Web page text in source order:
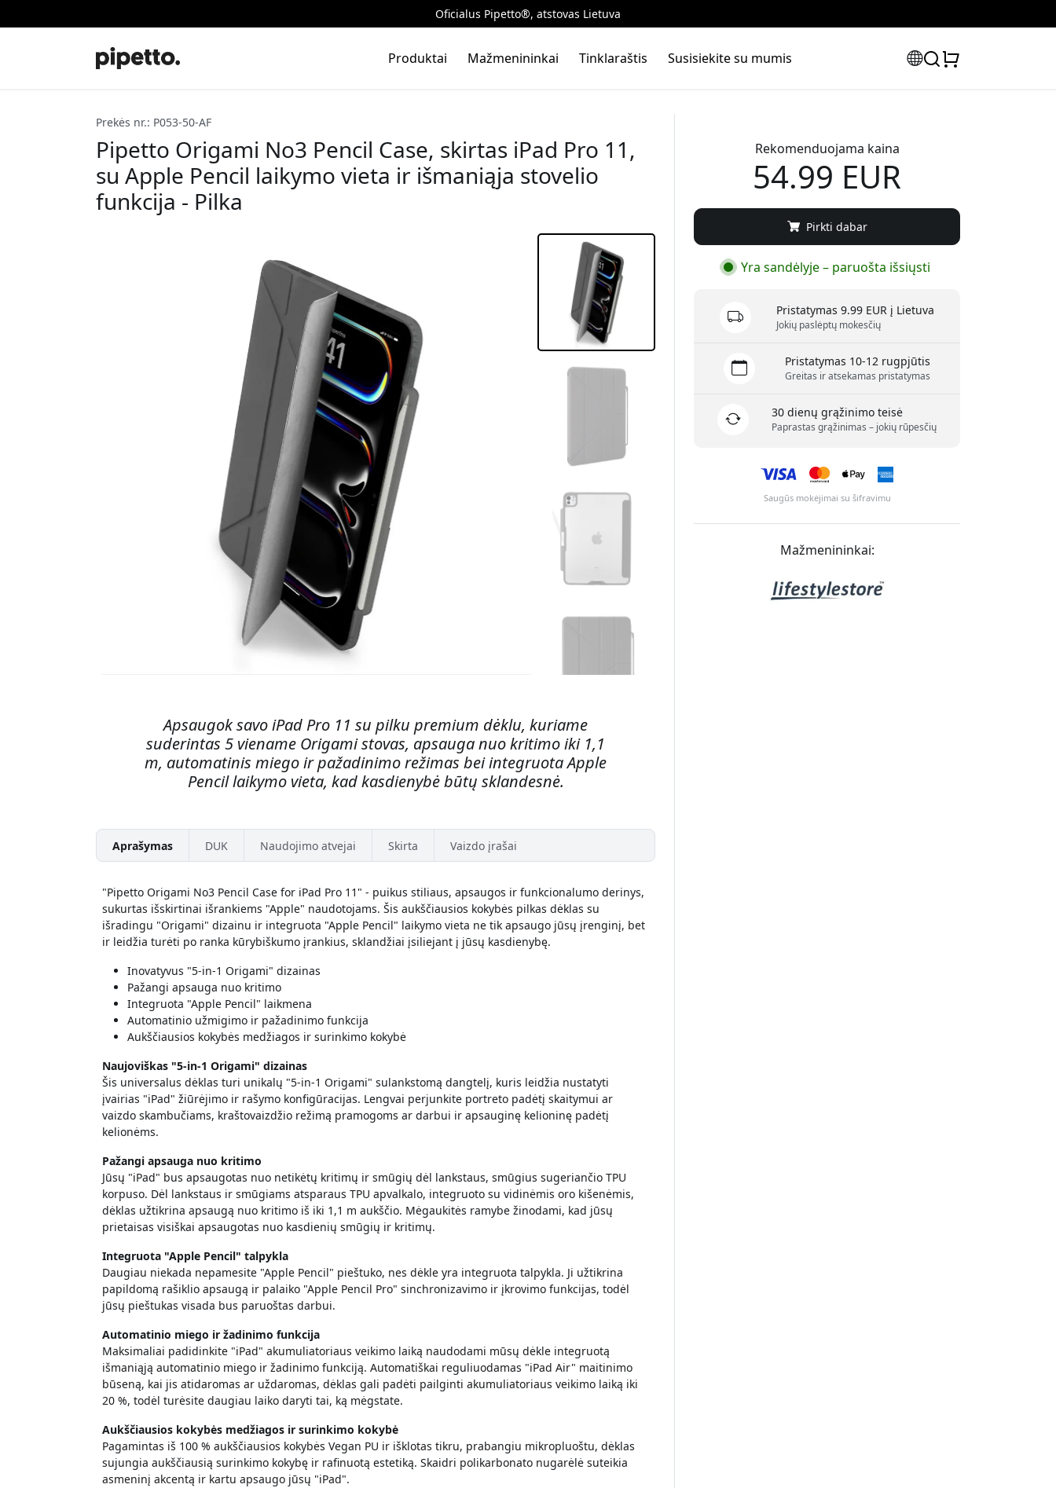
Oficialus Pipetto®, atstovas Lietuva
Produktai Mažmenininkai Tinklaraštis Susisiekite su mumis
Prekės nr.: P053-50-AF
Pipetto Origami No3 Pencil Case, skirtas iPad Pro 11,
su Apple Pencil laikymo vieta ir išmaniąja stovelio
funkcija - Pilka
Apsaugok savo iPad Pro 11 su pilku premium dėklu, kuriame
suderintas 5 viename Origami stovas, apsauga nuo kritimo iki 1,1
m, automatinis miego ir pažadinimo režimas bei integruota Apple
Pencil laikymo vieta, kad kasdienybė būtų sklandesnė.
Aprašymas DUK Naudojimo atvejai Skirta Vaizdo įrašai
"Pipetto Origami No3 Pencil Case for iPad Pro 11" - puikus stiliaus, apsaugos ir funkcionalumo derinys,
sukurtas išskirtinai išrankiems "Apple" naudotojams. Šis aukščiausios kokybės pilkas dėklas su
išradingu "Origami" dizainu ir integruota "Apple Pencil" laikymo vieta ne tik apsaugo jūsų įrenginį, bet
ir leidžia turėti po ranka kūrybiškumo įrankius, sklandžiai įsiliejant į jūsų kasdienybę.
Inovatyvus "5-in-1 Origami" dizainas
Pažangi apsauga nuo kritimo
Integruota "Apple Pencil" laikmena
Automatinio užmigimo ir pažadinimo funkcija
Aukščiausios kokybės medžiagos ir surinkimo kokybė
Naujoviškas "5-in-1 Origami" dizainas
Šis universalus dėklas turi unikalų "5-in-1 Origami" sulankstomą dangtelį, kuris leidžia nustatyti
įvairias "iPad" žiūrėjimo ir rašymo konfigūracijas. Lengvai perjunkite portreto padėtį skaitymui ar
vaizdo skambučiams, kraštovaizdžio režimą pramogoms ar darbui ir apsauginę kelioninę padėtį
kelionėms.
Pažangi apsauga nuo kritimo
Jūsų "iPad" bus apsaugotas nuo netikėtų kritimų ir smūgių dėl lankstaus, smūgius sugeriančio TPU
korpuso. Dėl lankstaus ir smūgiams atsparaus TPU apvalkalo, integruoto su vidinėmis oro kišenėmis,
dėklas užtikrina apsaugą nuo kritimo iš iki 1,1 m aukščio. Mėgaukitės ramybe žinodami, kad jūsų
prietaisas visiškai apsaugotas nuo kasdienių smūgių ir kritimų.
Integruota "Apple Pencil" talpykla
Daugiau niekada nepamesite "Apple Pencil" pieštuko, nes dėkle yra integruota talpykla. Ji užtikrina
papildomą rašiklio apsaugą ir palaiko "Apple Pencil Pro" sinchronizavimo ir įkrovimo funkcijas, todėl
jūsų pieštukas visada bus paruoštas darbui.
Automatinio miego ir žadinimo funkcija
Maksimaliai padidinkite "iPad" akumuliatoriaus veikimo laiką naudodami mūsų dėkle integruotą
išmaniąją automatinio miego ir žadinimo funkciją. Automatiškai reguliuodamas "iPad Air" maitinimo
būseną, kai jis atidaromas ar uždaromas, dėklas gali padėti pailginti akumuliatoriaus veikimo laiką iki
20 %, todėl turėsite daugiau laiko daryti tai, ką mėgstate.
Aukščiausios kokybės medžiagos ir surinkimo kokybė
Pagamintas iš 100 % aukščiausios kokybės Vegan PU ir išklotas tikru, prabangiu mikropluoštu, dėklas
sujungia aukščiausią surinkimo kokybę ir rafinuotą estetiką. Skaidri polikarbonato nugarėlė suteikia
asmeninį akcentą ir kartu apsaugo jūsų "iPad".
Rekomenduojama kaina
54.99 EUR
Pirkti dabar
Yra sandėlyje – paruošta išsiųsti
Pristatymas 9.99 EUR į Lietuva
Jokių paslėptų mokesčių
Pristatymas 10-12 rugpjūtis
Greitas ir atsekamas pristatymas
30 dienų grąžinimo teisė
Paprastas grąžinimas – jokių rūpesčių
Saugūs mokėjimai su šifravimu
Mažmenininkai: